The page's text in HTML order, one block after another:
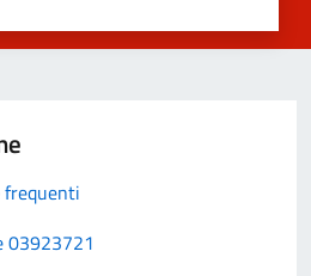
frequenti
03923721